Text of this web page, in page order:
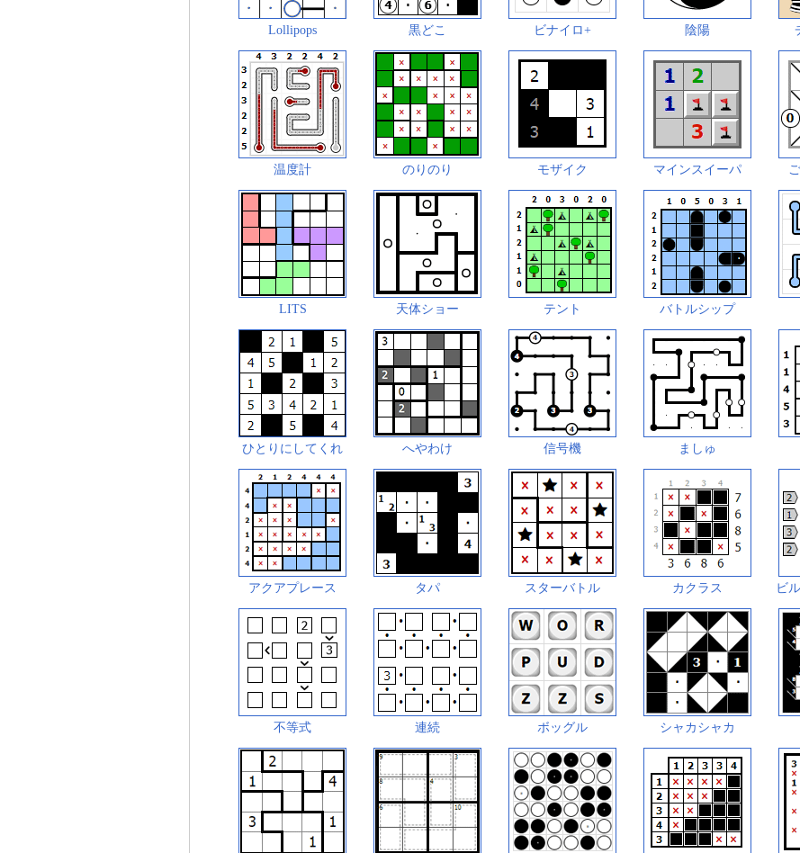
Lollipops 黒どこ ビナイロ+ 陰陽
温度計 のりのり モザイク マインスイーパ
LITS 天体ショー テント バトルシップ
ひとりにしてくれ へやわけ 信号機 ましゅ
アクアプレース タパ スターバトル カクラス ビ
不等式 連続 ボッグル シャカシャカ